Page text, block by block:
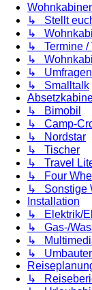
↳ Stellt
↳
↳ Termine /
↳
↳ Umfragen
↳ Smalltalk
↳ Bimobil
↳ Camp-
↳ Nordstar
↳ Tischer
↳ Travel
↳ Four
↳ Sonstige
Installation
↳ Elektrik/
↳ Gas-/
↳
↳
↳